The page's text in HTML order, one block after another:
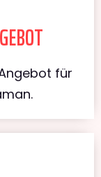
für